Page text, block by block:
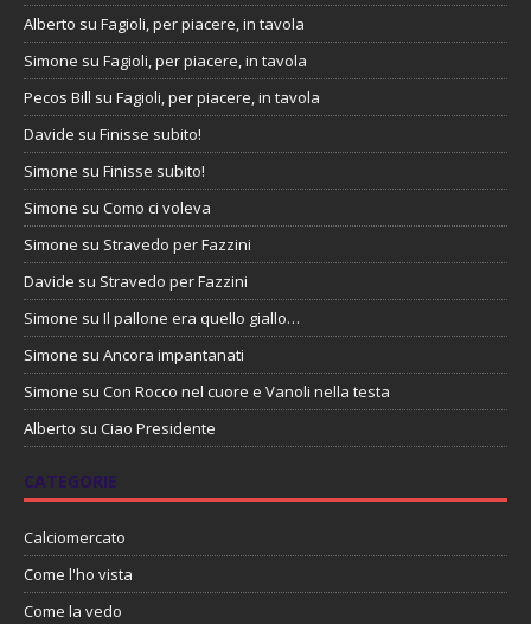
Alberto su Fagioli, per piacere, in tavola
Simone su Fagioli, per piacere, in tavola
Pecos Bill su Fagioli, per piacere, in tavola
Davide su Finisse subito!
Simone su Finisse subito!
Simone su Como ci voleva
Simone su Stravedo per Fazzini
Davide su Stravedo per Fazzini
Simone su Il pallone era quello giallo…
Simone su Ancora impantanati
Simone su Con Rocco nel cuore e Vanoli nella testa
Alberto su Ciao Presidente
CATEGORIE
Calciomercato
Come l'ho vista
Come la vedo